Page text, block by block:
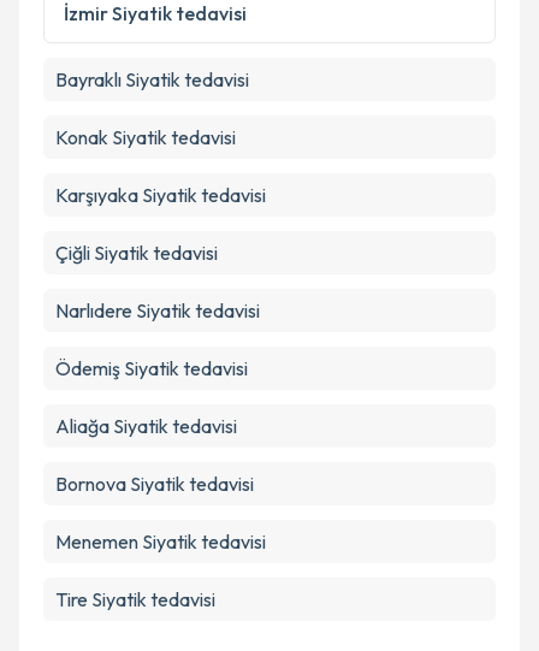
İzmirSiyatik tedavisi
Bayraklı Siyatik tedavisi
Konak Siyatik tedavisi
Karşıyaka Siyatik tedavisi
Çiğli Siyatik tedavisi
Narlıdere Siyatik tedavisi
Ödemiş Siyatik tedavisi
Aliağa Siyatik tedavisi
Bornova Siyatik tedavisi
Menemen Siyatik tedavisi
Tire Siyatik tedavisi